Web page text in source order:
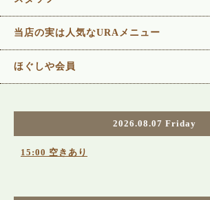
当店の実は人気なURAメニュー
ほぐしや会員
2026.08.07 Friday
15:00 空きあり